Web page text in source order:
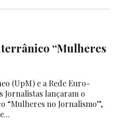
“Mulheres
(UpM) e a Rede Euro-
Jornalistas lançaram o
“Mulheres no Jornalismo”,